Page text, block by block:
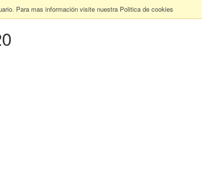
Para mas información visite nuestra Politica de cookies